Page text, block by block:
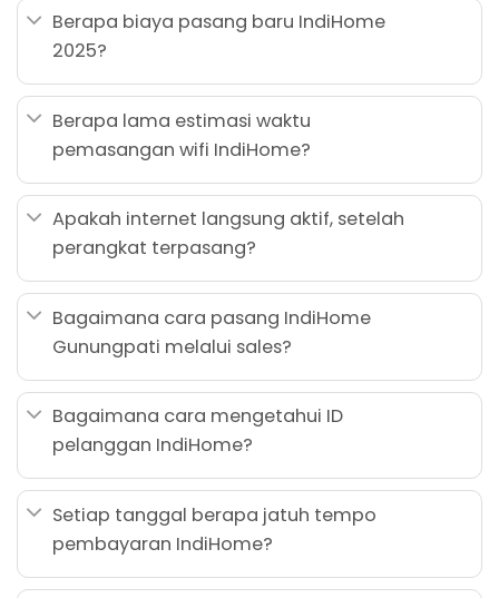
Berapa biaya pasang baru IndiHome
2025?
Berapa lama estimasi waktu
pemasangan wifi IndiHome?
Apakah internet langsung aktif, setelah
perangkat terpasang?
Bagaimana cara pasang IndiHome
Gunungpati melalui sales?
Bagaimana cara mengetahui ID
pelanggan IndiHome?
Setiap tanggal berapa jatuh tempo
pembayaran IndiHome?